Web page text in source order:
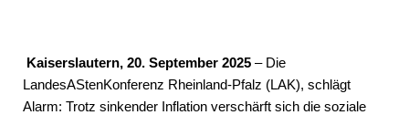
Kaiserslautern, 20. September 2025 – Die
LandesAStenKonferenz Rheinland-Pfalz (LAK), schlägt
Alarm: Trotz sinkender Inflation verschärft sich die soziale